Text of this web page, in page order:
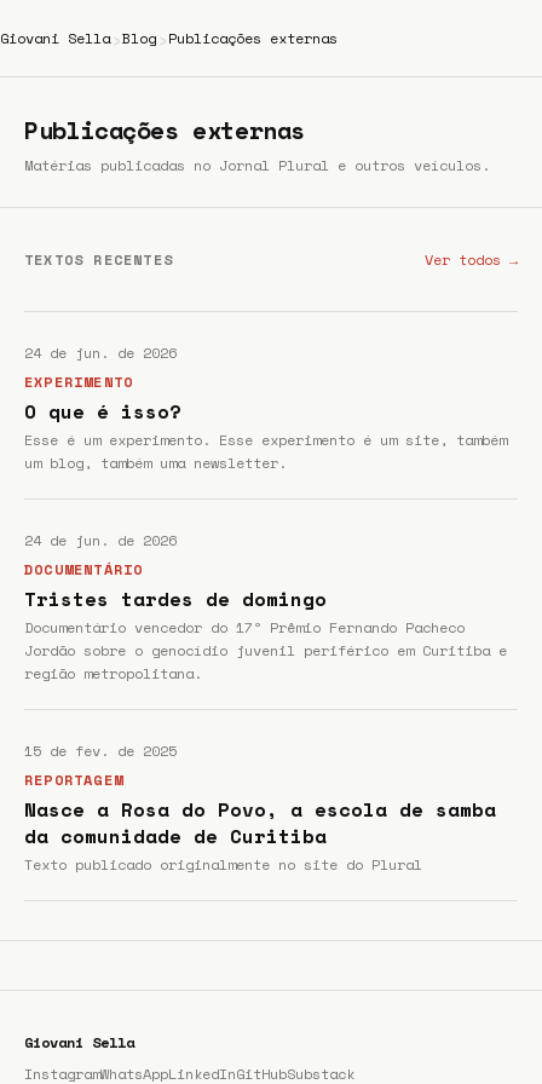
Giovani Sella›Blog ›Publicações externas
Publicações externas
Matérias publicadas no Jornal Plural e outros veículos.
TEXTOS RECENTES Ver todos →
24 de jun. de 2026
EXPERIMENTO
O que é isso?
Esse é um experimento. Esse experimento é um site, também
um blog, também uma newsletter.
24 de jun. de 2026
DOCUMENTÁRIO
Tristes tardes de domingo
Documentário vencedor do 17º Prêmio Fernando Pacheco
Jordão sobre o genocídio juvenil periférico em Curitiba e
região metropolitana.
15 de fev. de 2025
REPORTAGEM
Nasce a Rosa do Povo, a escola de samba
da comunidade de Curitiba
Texto publicado originalmente no site do Plural
Giovani Sella
InstagramWhatsAppLinkedInGitHubSubstack